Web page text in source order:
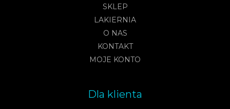
SKLEP
LAKIERNIA
O NAS
KONTAKT
MOJE KONTO
Dla klienta